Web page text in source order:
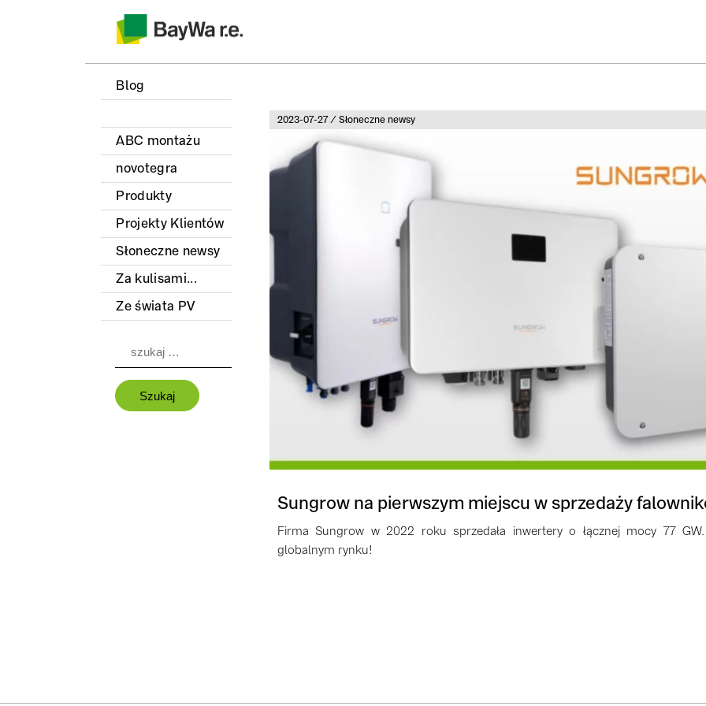
Blog
ABC montażu
novotegra
Produkty
Projekty Klientów
Słoneczne newsy
Za kulisami...
Ze świata PV
Szukaj:
2023-07-27 / Słoneczne newsy
Sungrow na pierwszym miejscu w sprzedaży
Firma Sungrow w 2022 roku sprzedała inwertery o łącznej mocy 77
globalnym rynku!